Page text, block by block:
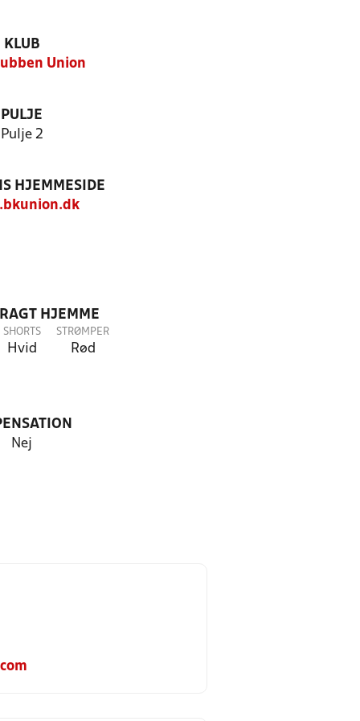
KLUB
Union
PULJE
Pulje 2
HJEMMESIDE
HJEMME
SHORTS
Hvid
STRØMPER
Rød
Nej